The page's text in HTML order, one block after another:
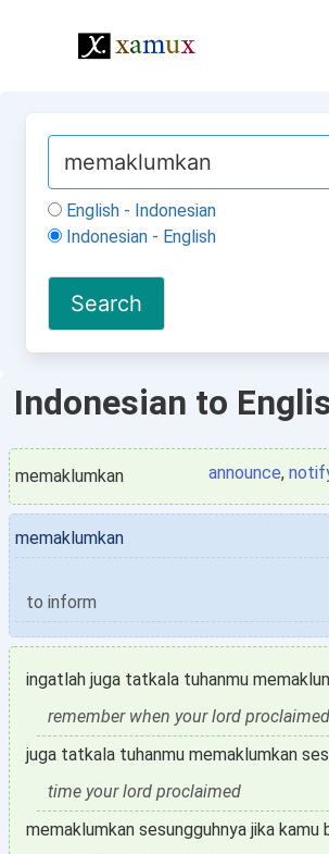
English - Indonesian
Indonesian - English
Indonesian to
memaklumkan announce,
memaklumkan
to inform
ingatlah juga tatkala tuhanmu
remember when your lord proclaimed
juga tatkala tuhanmu memaklumkan
time your lord proclaimed
memaklumkan sesungguhnya jika kamu